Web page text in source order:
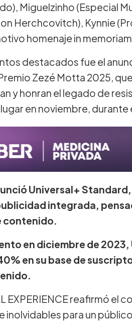
Miguelzinho (Especial
Herchcovitch), Kynnie
homenaje in
destacados fue el
Zezé Motta 2025,
y honran el legado de
en noviembre, durante
Universal+
integrada,
contenido.
en diciembre de
en su base de
EXPERIENCE reafirmó el
inolvidables para un